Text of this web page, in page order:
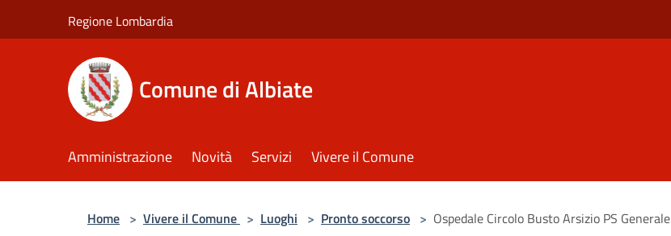
Regione Lombardia
Comune di Albiate
Amministrazione Novità Servizi Vivere il Comune
Home > Vivere il Comune > Luoghi > Pronto soccorso > Ospedale Circolo Busto Arsizio PS Generale